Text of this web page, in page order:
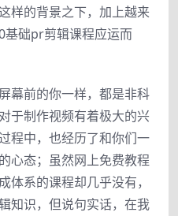
样的背景之下，加上越来
基础pr剪辑课程应运而
幕前的你一样，都是非科
于制作视频有着极大的兴
程中，也经历了和你们一
心态；虽然网上免费教程
体系的课程却几乎没有，
知识，但说句实话，在我